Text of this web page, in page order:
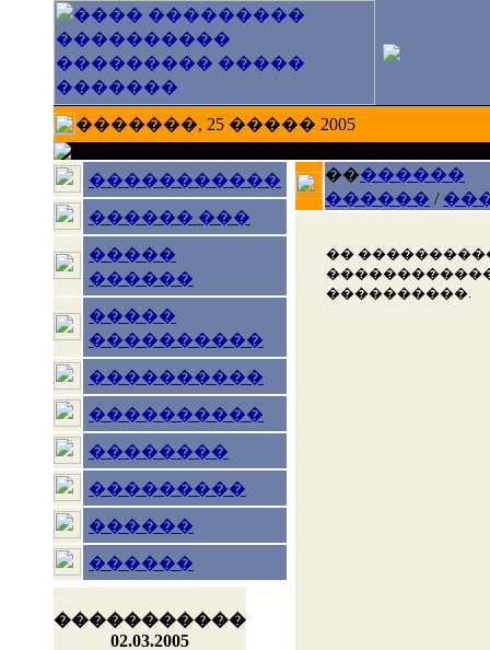
�������, 25 ����� 2005
�����������
������ ���
�����
������
�����
����������
����������
����������
��������
���������
������
������
�����������
02.03.2005
��������
������ /
��
����������.